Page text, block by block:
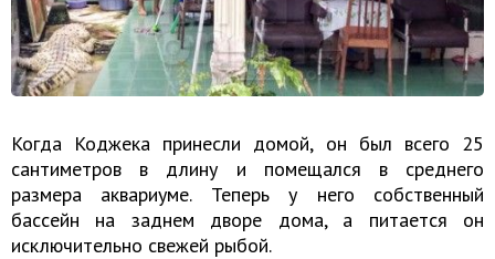
Когда Коджека принесли домой, он был всего 25
сантиметров в длину и помещался в среднего
размера аквариуме. Теперь у него собственный
бассейн на заднем дворе дома, а питается он
исключительно свежей рыбой.